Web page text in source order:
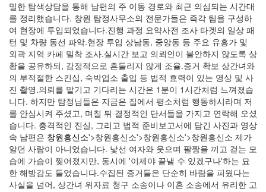
밀한 탐색​상담을 통해 남편의 주 이동 경로와 최근 의심되는 시간대
를 정리했습니다. 창원 탐정사무소의 전문가들은 즉각 팀을 구성하
여 현장에 투입되었습니다.​진행 과정 요약​사전 조사 타겟의 일상 패
턴 및 차량 동선 파악.​현장 투입 상남동, 중앙동 등 주요 유흥가 및
외곽 지역 카페 밀착 조사.​실시간 보고 의뢰인이 불안하지 않도록 상
황을 공유하되, 감정적으로 흔들리지 않게 조율.​증거 확보 상간녀와
의 부적절한 스킨십, 숙박업소 출입 등 법적 효력이 있는 영상 및 사
진 촬영.​의뢰를 맡기고 기다리는 시간은 1분이 1시간처럼 느껴졌습
니다. 하지만 탐정님들은 지금은 집에서 평소처럼 행동하시라며 저
를 안심시켜 주셨고, 며칠 뒤 결정적인 단서들을 가지고 연락해 오셨
습니다.​ 충격적인 진실, 그리고 법적 준비​보고서에 담긴 사진과 영상
속 남편은 창원흥신소'>창원흥신소'>창원흥신소'>창원흥신소 제가
알던 사람이 아니었습니다. 낯선 여자와 웃으며 팔짱을 끼고 걷는 모
습에 가슴이 찢어졌지만, 동시에 '이제야 끝낼 수 있겠구나'하는 묘
한 해방감도 들었습니다.​수집된 증거들은 단순히 바람을 피웠다는
사실을 넘어, 상간녀 위자료 청구 소송이나 이혼 소송에서 유리한 고